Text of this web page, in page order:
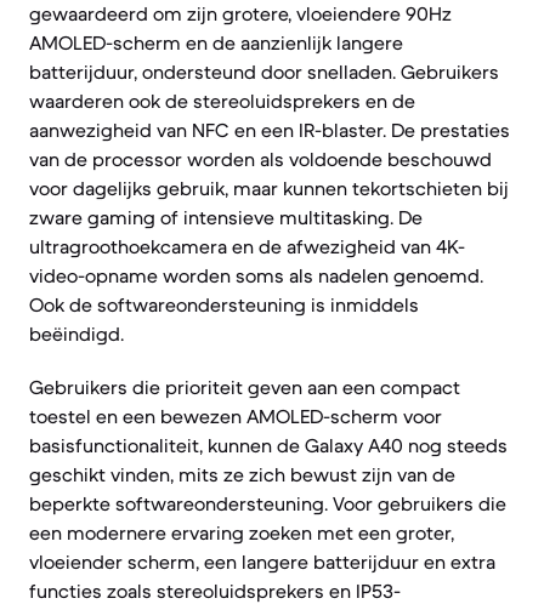
gewaardeerd om zijn grotere, vloeiendere 90Hz
AMOLED-scherm en de aanzienlijk langere
batterijduur, ondersteund door snelladen. Gebruikers
waarderen ook de stereoluidsprekers en de
aanwezigheid van NFC en een IR-blaster. De prestaties
van de processor worden als voldoende beschouwd
voor dagelijks gebruik, maar kunnen tekortschieten bij
zware gaming of intensieve multitasking. De
ultragroothoekcamera en de afwezigheid van 4K-
video-opname worden soms als nadelen genoemd.
Ook de softwareondersteuning is inmiddels
beëindigd.
Gebruikers die prioriteit geven aan een compact
toestel en een bewezen AMOLED-scherm voor
basisfunctionaliteit, kunnen de Galaxy A40 nog steeds
geschikt vinden, mits ze zich bewust zijn van de
beperkte softwareondersteuning. Voor gebruikers die
een modernere ervaring zoeken met een groter,
vloeiender scherm, een langere batterijduur en extra
functies zoals stereoluidsprekers en IP53-